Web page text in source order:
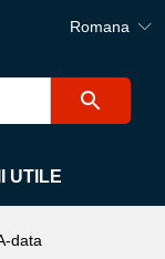
Romana
UTILE
data